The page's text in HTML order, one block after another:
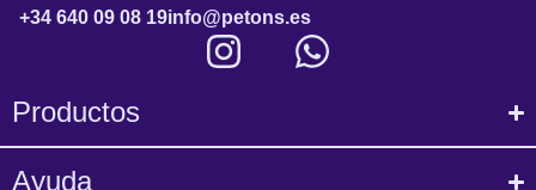
+34 640 09 08 19info@petons.es
Productos
Ayuda